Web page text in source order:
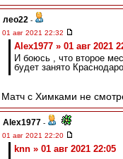
лео22 -
01 авг 2021 22:32
Alex1977 » 01 авг 2021
И боюсь , что второе
будет занято
Матч с Химками не
Alex1977 -
01 авг 2021 22:20
knn » 01 авг 2021 22:05